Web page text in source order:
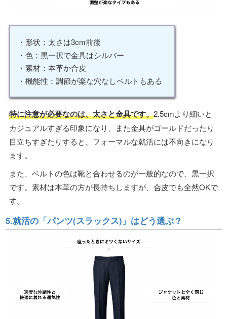
・形状：太さは3cm前後
・色：黒一択で金具はシルバー
・素材：本革か合皮
・機能性：調節が楽な穴なしベルトもある
特に注意が必要なのは、太さと金具です。2.5cmより細いと
カジュアルすぎる印象になり、また金具がゴールドだったり
目立ちすぎたりすると、フォーマルな就活には不向きになり
ます。
また、ベルトの色は靴と合わせるのが一般的なので、黒一択
です。素材は本革の方が長持ちしますが、合皮でも全然OKで
す。
5.就活の「パンツ(スラックス)」はどう選ぶ？